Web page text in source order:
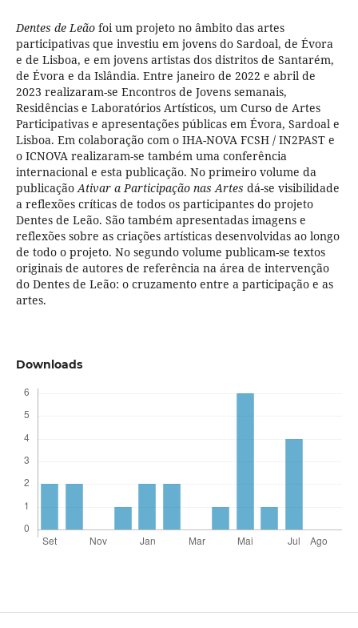
Dentes de Leãofoi um projeto no âmbito das artes
participativas que investiu em jovens do Sardoal, de Évora
e de Lisboa, e em jovens artistas dos distritos de Santarém,
de Évora e da Islândia. Entre janeiro de 2022 e abril de
2023 realizaram-se Encontros de Jovens semanais,
Residências e Laboratórios Artísticos, um Curso de Artes
Participativas e apresentações públicas em Évora, Sardoal e
Lisboa. Em colaboração com o IHA-NOVA FCSH / IN2PAST e
o ICNOVA realizaram-se também uma conferência
internacional e esta publicação. No primeiro volume da
publicação Ativar a Participação nas Artes dá-se visibilidade
a reflexões críticas de todos os participantes do projeto
Dentes de Leão. São também apresentadas imagens e
reflexões sobre as criações artísticas desenvolvidas ao longo
de todo o projeto. No segundo volume publicam-se textos
originais de autores de referência na área de intervenção
do Dentes de Leão: o cruzamento entre a participação e as
artes.
Downloads